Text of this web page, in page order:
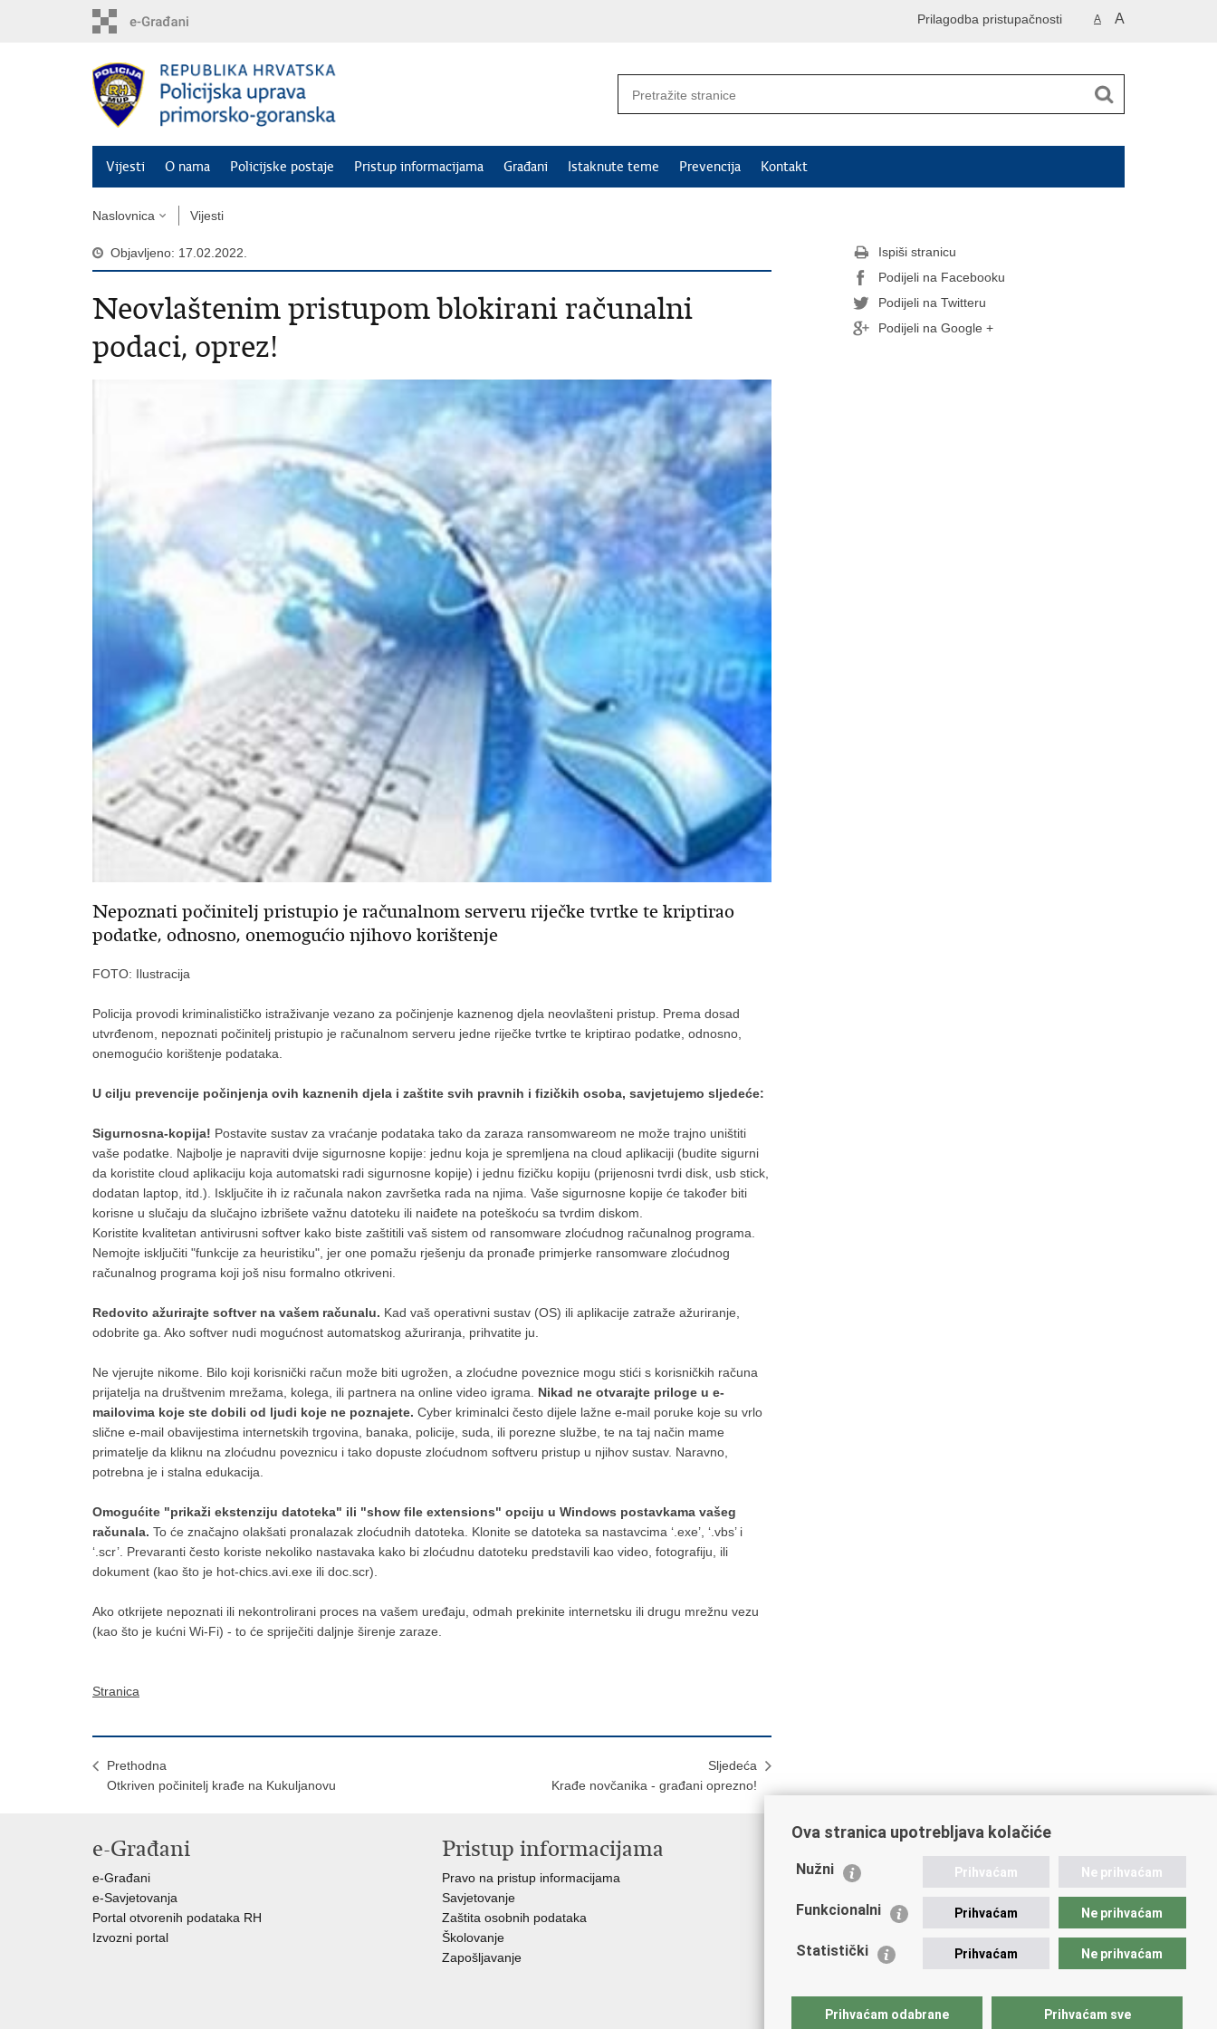
A A
Prilagodba pristupačnosti
Vijesti O nama Policijske postaje Pristup informacijama Građani Istaknute teme Prevencija Kontakt
Naslovnica Vijesti
Objavljeno: 17.02.2022.
​Neovlaštenim pristupom blokirani računalni
podaci, oprez!
Nepoznati počinitelj pristupio je računalnom serveru riječke tvrtke te kriptirao
podatke, odnosno, onemogućio njihovo korištenje
FOTO: Ilustracija
Policija provodi kriminalističko istraživanje vezano za počinjenje kaznenog djela neovlašteni pristup. Prema dosad
utvrđenom, nepoznati počinitelj pristupio je računalnom serveru jedne riječke tvrtke te kriptirao podatke, odnosno,
onemogućio korištenje podataka.
U cilju prevencije počinjenja ovih kaznenih djela i zaštite svih pravnih i fizičkih osoba, savjetujemo sljedeće:
Sigurnosna-kopija! Postavite sustav za vraćanje podataka tako da zaraza ransomwareom ne može trajno uništiti
vaše podatke. Najbolje je napraviti dvije sigurnosne kopije: jednu koja je spremljena na cloud aplikaciji (budite sigurni
da koristite cloud aplikaciju koja automatski radi sigurnosne kopije) i jednu fizičku kopiju (prijenosni tvrdi disk, usb stick,
dodatan laptop, itd.). Isključite ih iz računala nakon završetka rada na njima. Vaše sigurnosne kopije će također biti
korisne u slučaju da slučajno izbrišete važnu datoteku ili naiđete na poteškoću sa tvrdim diskom.
Koristite kvalitetan antivirusni softver kako biste zaštitili vaš sistem od ransomware zloćudnog računalnog programa.
Nemojte isključiti "funkcije za heuristiku", jer one pomažu rješenju da pronađe primjerke ransomware zloćudnog
računalnog programa koji još nisu formalno otkriveni.
Redovito ažurirajte softver na vašem računalu. Kad vaš operativni sustav (OS) ili aplikacije zatraže ažuriranje,
odobrite ga. Ako softver nudi mogućnost automatskog ažuriranja, prihvatite ju.
Ne vjerujte nikome. Bilo koji korisnički račun može biti ugrožen, a zloćudne poveznice mogu stići s korisničkih računa
prijatelja na društvenim mrežama, kolega, ili partnera na online video igrama. Nikad ne otvarajte priloge u e-
mailovima koje ste dobili od ljudi koje ne poznajete. Cyber kriminalci često dijele lažne e-mail poruke koje su vrlo
slične e-mail obavijestima internetskih trgovina, banaka, policije, suda, ili porezne službe, te na taj način mame
primatelje da kliknu na zloćudnu poveznicu i tako dopuste zloćudnom softveru pristup u njihov sustav. Naravno,
potrebna je i stalna edukacija.
Omogućite "prikaži ekstenziju datoteka" ili "show file extensions" opciju u Windows postavkama vašeg
računala. To će značajno olakšati pronalazak zloćudnih datoteka. Klonite se datoteka sa nastavcima ‘.exe’, ‘.vbs’ i
‘.scr’. Prevaranti često koriste nekoliko nastavaka kako bi zloćudnu datoteku predstavili kao video, fotografiju, ili
dokument (kao što je hot-chics.avi.exe ili doc.scr).
Ako otkrijete nepoznati ili nekontrolirani proces na vašem uređaju, odmah prekinite internetsku ili drugu mrežnu vezu
(kao što je kućni Wi-Fi) - to će spriječiti daljnje širenje zaraze.
Stranica
Prethodna
​Otkriven počinitelj krađe na Kukuljanovu
Sljedeća
Krađe novčanika - građani oprezno!
Ispiši stranicu
Podijeli na Facebooku
Podijeli na Twitteru
Podijeli na Google +
e-Građani
e-Građani
e-Savjetovanja
Portal otvorenih podataka RH
Izvozni portal
Pristup informacijama
Pravo na pristup informacijama
Savjetovanje
Zaštita osobnih podataka
Školovanje
Zapošljavanje
Važne poveznice
Ministarstvo unutarnjih poslova
Udruge
Policijska akademija
Zaklada policijske solidarnosti
Centar za forenzična ispitivanja, istraživanja i vještačenja
Ova stranica upotrebljava kolačiće
Nužni Prihvaćam Ne prihvaćam
Funkcionalni Prihvaćam Ne prihvaćam
Statistički Prihvaćam Ne prihvaćam
Prihvaćam odabrane Prihvaćam sve